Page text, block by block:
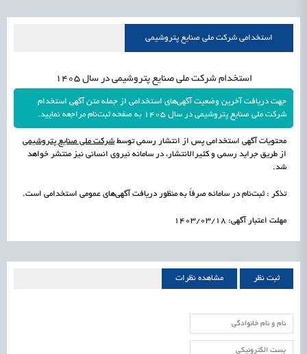
1405/05/18 اشتغال و کارآفرینی راه‌اندازی «کارخانه نوآوری مینیاتوری فرآورده‌های گیاهی و طبیعی» در دستور کار معاونت
استخدامی شرکت ملی صنایع پتروشیمی
استخدام شرکت ملی صنایع پتروشیمی در سال 1405
جهت دریافت آخرین وضعیت آگهی‌های استخدامی از جمله متن آگهی استخدام
شرکت ملی صنایع پتروشیمی در سال 1405 به صفحه ثبت‌نام مراجعه نمایید.
محتویات آگهی استخدامی پس از انتشار رسمی توسط شرکت ملی صنایع پتروشیمی
از طریق جراید رسمی و کثیرالانتشار، در سامانه نیروی انسانی نیز منتشر خواهد
شد.
تذکر : ثبت‌نام در سامانه صرفاً به منظور دریافت آگهی‌های عمومی استخدامی است.
مهلت اعتبار آگهی: 1403/03/18
ثبت نظر مشاهده نظرات